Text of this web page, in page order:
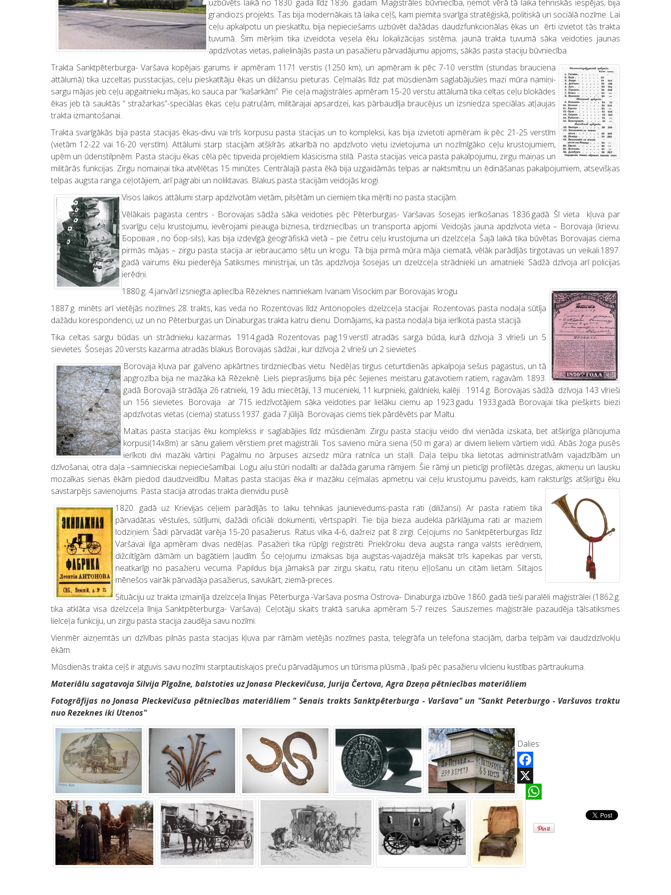
uzbūvēts laikā no 1830. gada līdz 1836. gadam. Maģistrāles būvniecība, ņemot vērā tā laika tehniskās iespējas, bija
grandiozs projekts. Tas bija modernākais tā laika ceļš, kam piemita svarīga stratēģiskā, politiskā un sociālā nozīme. Lai
ceļu apkalpotu un pieskatītu, bija nepieciešams uzbūvēt dažādas daudzfunkcionālas ēkas un ērti izvietot tās trakta
tuvumā. Šim mērķim tika izveidota vesela ēku lokalizācijas sistēma; jaunā trakta tuvumā sāka veidoties jaunas
apdzīvotas vietas, palielinājās pasta un pasažieru pārvadājumu apjoms, sākās pasta staciju būvniecība.
Trakta Sanktpēterburga- Varšava kopējais garums ir apmēram 1171 verstis (1250 km), un apmēram ik pēc 7-10 verstīm (stundas brauciena
attālumā) tika uzceltas pusstacijas, ceļu pieskatītāju ēkas un diližansu pieturas. Ceļmalās līdz pat mūsdienām saglabājušies mazi mūra namiņi-
sargu mājas jeb ceļu apgaitnieku mājas, ko sauca par “kašarkām”. Pie ceļa maģistrāles apmēram 15-20 verstu attālumā tika celtas ceļu blokādes
ēkas jeb tā sauktās “ stražarkas”-speciālas ēkas ceļu patruļām, militārajai apsardzei, kas pārbaudīja braucējus un izsniedza speciālas atļaujas
trakta izmantošanai.
Trakta svarīgākās bija pasta stacijas ēkas-divu vai trīs korpusu pasta stacijas un to kompleksi, kas bija izvietoti apmēram ik pēc 21-25 verstīm
(vietām 12-22 vai 16-20 verstīm). Attālumi starp stacijām atšķīrās atkarībā no apdzīvoto vietu izvietojuma un nozīmīgāko ceļu krustojumiem,
upēm un ūdenstilpnēm. Pasta staciju ēkas cēla pēc tipveida projektiem klasicisma stilā. Pasta stacijas veica pasta pakalpojumu, zirgu maiņas un
militārās funkcijas. Zirgu nomaiņai tika atvēlētas 15 minūtes. Centrālajā pasta ēkā bija uzgaidāmās telpas ar naktsmītņu un ēdināšanas pakalpojumiem, atsevišķas
telpas augsta ranga ceļotājiem, arī pagrabi un noliktavas. Blakus pasta stacijām veidojās krogi.
Visos laikos attālumi starp apdzīvotām vietām, pilsētām un ciemiem tika mērīti no pasta stacijām.
Vēlākais pagasta centrs - Borovajas sādža sāka veidoties pēc Pēterburgas- Varšavas šosejas ierīkošanas 1836.gadā. Šī vieta kļuva par
svarīgu ceļu krustojumu, ievērojami pieauga biznesa, tirdzniecības un transporta apjomi. Veidojās jauna apdzīvota vieta – Borovaja (krievu:
Боровая , no бор-sils), kas bija izdevīgā ģeogrāfiskā vietā – pie četru ceļu krustojuma un dzelzceļa. Šajā laikā tika būvētas Borovajas ciema
pirmās mājas – zirgu pasta stacija ar iebraucamo sētu un krogu. Tā bija pirmā mūra māja ciematā, vēlāk parādījās tirgotavas un veikali.1897.
gadā vairums ēku piederēja Satiksmes ministrijai, un tās apdzīvoja šosejas un dzelzceļa strādnieki un amatnieki. Sādžā dzīvoja arī policijas
ierēdņi.
1880.g. 4.janvārī izsniegta apliecība Rēzeknes namniekam Ivanam Visockim par Borovajas krogu.
1887.g. minēts arī vietējās nozīmes 28. trakts, kas veda no Rozentovas līdz Antonopoles dzelzceļa stacijai. Rozentovas pasta nodaļa sūtīja
dažādu korespondenci, uz un no Pēterburgas un Dinaburgas trakta katru dienu. Domājams, ka pasta nodaļa bija ierīkota pasta stacijā.
Tika celtas sargu būdas un strādnieku kazarmas. 1914.gadā Rozentovas pag.19.verstī atradās sarga būda, kurā dzīvoja 3 vīrieši un 5
sievietes. Šosejas 20.versts kazarma atradās blakus Borovajas sādžai , kur dzīvoja 2 vīrieši un 2 sievietes .
Borovaja kļuva par galveno apkārtnes tirdzniecības vietu. Nedēļas tirgus ceturtdienās apkalpoja sešus pagastus, un tā
apgrozība bija ne mazāka kā Rēzeknē. Liels pieprasījums bija pēc šejienes meistaru gatavotiem ratiem, ragavām. 1893.
gadā Borovajā strādāja 26 ratnieki, 19 ādu miecētāji, 13 mucenieki, 11 kurpnieki, galdnieki, kalēji . 1914.g. Borovajas sādžā dzīvoja 143 vīrieši
un 156 sievietes. Borovaja ar 715 iedzīvotājiem sāka veidoties par lielāku ciemu ap 1923.gadu. 1933.gadā Borovajai tika piešķirts biezi
apdzīvotas vietas (ciema) statuss.1937. gada 7.jūlijā Borovajas ciems tiek pārdēvēts par Maltu.
Maltas pasta stacijas ēku komplekss ir saglabājies līdz mūsdienām. Zirgu pasta staciju veido divi vienāda izskata, bet atšķirīga plānojuma
korpusi(14x8m) ar sānu galiem vērstiem pret maģistrāli. Tos savieno mūra siena (50 m gara) ar diviem lieliem vārtiem vidū. Abās žoga pusēs
ierīkoti divi mazāki vārtiņi. Pagalmu no ārpuses aizsedz mūra ratnīca un staļli. Daļa telpu tika lietotas administratīvām vajadzībām un
dzīvošanai, otra daļa –saimnieciskai nepieciešamībai. Logu aiļu stūri nodalīti ar dažāda garuma rāmjiem. Šie rāmji un pieticīgi profilētās dzegas, akmeņu un lausku
mozaīkas sienas ēkām piedod daudzveidību. Maltas pasta stacijas ēka ir mazāku ceļmalas apmetņu vai ceļu krustojumu paveids, kam raksturīgs atšķirīgu ēku
savstarpējs savienojums. Pasta stacija atrodas trakta dienvidu pusē.
1820. gadā uz Krievijas ceļiem parādījās to laiku tehnikas jaunievedums-pasta rati (diližansi). Ar pasta ratiem tika
pārvadātas vēstules, sūtījumi, dažādi oficiāli dokumenti, vērtspapīri. Tie bija bieza audekla pārklājuma rati ar maziem
lodziņiem. Šādi pārvadāt varēja 15-20 pasažierus. Ratus vilka 4-6, dažreiz pat 8 zirgi. Ceļojums no Sanktpēterburgas līdz
Varšavai ilga apmēram divas nedēļas. Pasažieri tika rūpīgi reģistrēti. Priekšroku deva augsta ranga valsts ierēdņiem,
dižciltīgām dāmām un bagātiem ļaudīm. Šo ceļojumu izmaksas bija augstas-vajadzēja maksāt trīs kapeikas par versti,
neatkarīgi no pasažieru vecuma. Papildus bija jāmaksā par zirgu skaitu, ratu riteņu eļļošanu un citām lietām. Siltajos
mēnešos vairāk pārvadāja pasažierus, savukārt, ziemā-preces.
Situāciju uz trakta izmainīja dzelzceļa līnijas Pēterburga -Varšava posma Ostrova- Dinaburga izbūve 1860. gadā tieši paralēli maģistrālei (1862.g.
tika atklāta visa dzelzceļa līnija Sanktpēterburga- Varšava). Ceļotāju skaits traktā saruka apmēram 5-7 reizes. Sauszemes maģistrāle pazaudēja tālsatiksmes
lielceļa funkciju, un zirgu pasta stacija zaudēja savu nozīmi.
Vienmēr aizņemtās un dzīvības pilnās pasta stacijas kļuva par rāmām vietējās nozīmes pasta, telegrāfa un telefona stacijām, darba telpām vai daudzdzīvokļu
ēkām.
Mūsdienās trakta ceļš ir atguvis savu nozīmi starptautiskajos preču pārvadājumos un tūrisma plūsmā , īpaši pēc pasažieru vilcienu kustības pārtraukuma.
Materiālu sagatavoja Silvija Pīgožne, balstoties uz Jonasa Pleckevičusa, Jurija Čertova, Agra Dzeņa pētniecības materiāliem
Fotogrāfijas no Jonasa Pleckevičusa pētniecības materiāliem " Senais trakts Sanktpēterburga - Varšava" un "Sankt Peterburgo - Varšuvos traktu
nuo Rezeknes iki Utenos"
Dalies:
Facebook